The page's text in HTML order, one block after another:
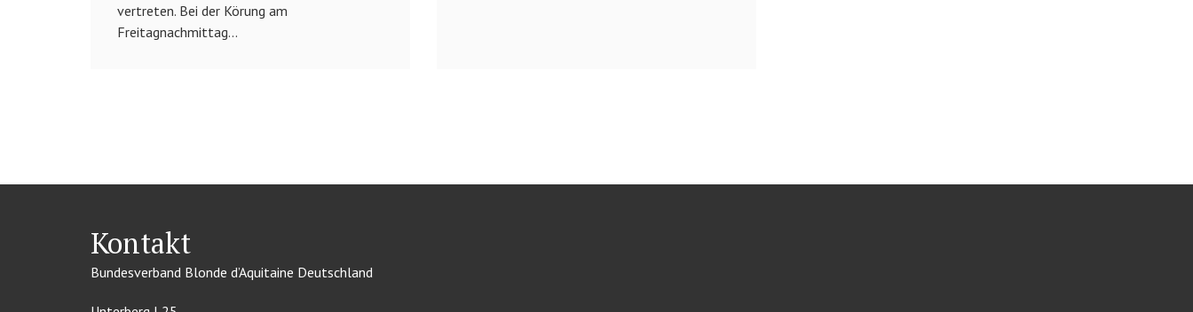
vertreten. Bei der Körung am
Freitagnachmittag...
Kontakt
Bundesverband Blonde d’Aquitaine Deutschland